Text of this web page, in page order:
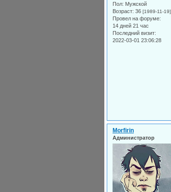
Пол: Мужской
Возраст: 36 [1989-11-19]
Провел на форуме:
14 дней 21 час
Последний визит:
2022-03-01 23:06:28
Morfirin
Администратор